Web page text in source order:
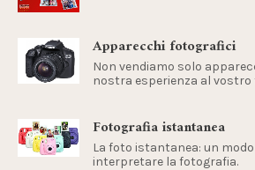
Apparecchi fotografici
Non vendiamo solo
nostra esperienza al vostro
Fotografia istantanea
La foto istantanea: un
interpretare la fotografia.